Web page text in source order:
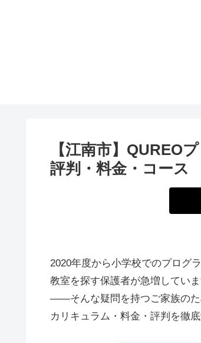
【江南市】QUREO
評判・料金・コース
2020年度から小学校でのプログ
教室を探す保護者が急増してい
——そんな疑問を持つご家族のた
カリキュラム・料金・評判を徹底